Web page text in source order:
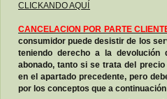
CLICKANDO AQUÍ
CANCELACION POR PARTE
consumidor puede desistir de los
teniendo derecho a la devolución
abonado, tanto si se trata del
en el apartado precedente, pero
por los conceptos que a